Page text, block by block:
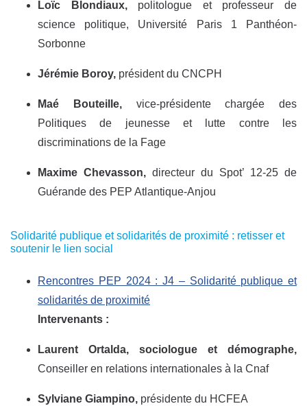
Loïc Blondiaux, politologue et professeur de
science politique, Université Paris 1 Panthéon-
Sorbonne
Jérémie Boroy, président du CNCPH
Maé Bouteille, vice-présidente chargée des
Politiques de jeunesse et lutte contre les
discriminations de la Fage
Maxime Chevasson, directeur du Spot’ 12-25 de
Guérande des PEP Atlantique-Anjou
Solidarité publique et solidarités de proximité : retisser et
soutenir le lien social
Rencontres PEP 2024 : J4 – Solidarité publique et
solidarités de proximité
Intervenants :
Laurent Ortalda, sociologue et démographe,
Conseiller en relations internationales à la Cnaf
Sylviane Giampino, présidente du HCFEA